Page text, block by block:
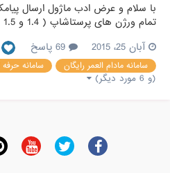
با سلام و عرض ادب ماژول ارسال
پنل پیامک طلایی حرفه ای نیک پارس
با 2 شماره دلخواه 14 رقمی رایگان و 9 شماره اشتراکی ر...
آبان 25، 2015
سامانه مادام العمر رایگان سامانه
(و 6 مورد دیگر)